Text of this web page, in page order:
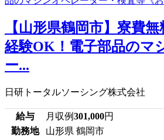
【山形県鶴岡市】寮費
経験OK！電子部品のマ
ー...
日研トータルソーシング株式会社
給与 月収例301,000円
勤務地
山形県 鶴岡市